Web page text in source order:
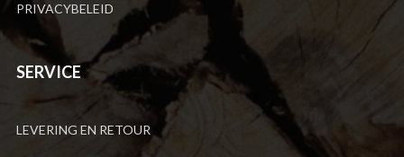
PRIVACYBELEID
SERVICE
LEVERING EN RETOUR